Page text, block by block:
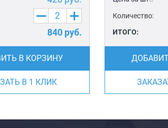
840руб.
В КОРЗИНУ
В 1 КЛИК
Количество:
ИТОГО: